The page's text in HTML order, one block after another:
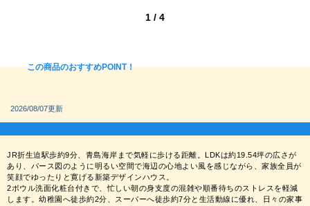
1 / 4
この商品のおすすめPOINT！
2026/08/07更新
JR折生迫駅歩約9分、青島海岸まで気軽に歩ける距離。LDKは約19.54坪の広さが
あり、パース図のように明るい空間で海辺の心地よい風を感じながら、家族全員が
笑顔でゆったりと寛げる新築デザインハウス。
2ボウル洗面化粧台付きで、忙しい朝の身支度の混雑や順番待ちのストレスを軽減
します。幼稚園へ徒歩約2分、スーパーへ徒歩約7分と生活動線に優れ、日々の家事